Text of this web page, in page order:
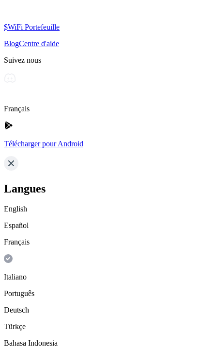
$WiFi Portefeuille
BlogCentre d'aide
Suivez nous
Français
Télécharger pour Android
Langues
English
Español
Français
Italiano
Português
Deutsch
Türkçe
Bahasa Indonesia